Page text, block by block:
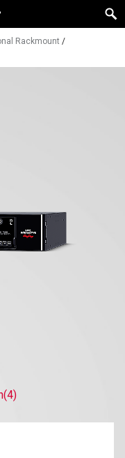
Rackmount /
(4)